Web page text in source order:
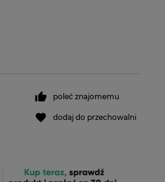
poleć znajomemu
dodaj do przechowalni